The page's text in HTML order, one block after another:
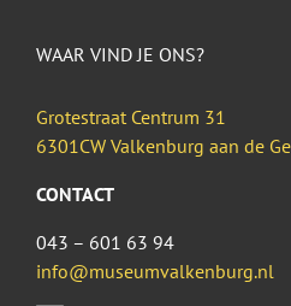
WAAR VIND JE ONS?
Grotestraat Centrum 31
6301CW Valkenburg aan de
CONTACT
043 – 601 63 94
info@museumvalkenburg.nl